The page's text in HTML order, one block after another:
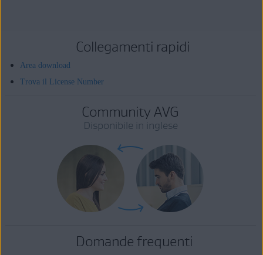
Collegamenti rapidi
Area download
Trova il License Number
Community AVG
Disponibile in inglese
Domande frequenti